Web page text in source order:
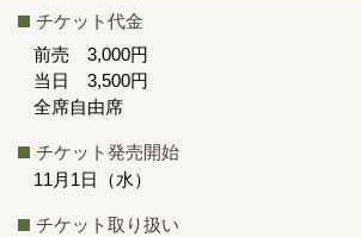
チケット代金
前売 3,000円
当日 3,500円
全席自由席
チケット発売開始
11月1日（水）
チケット取り扱い